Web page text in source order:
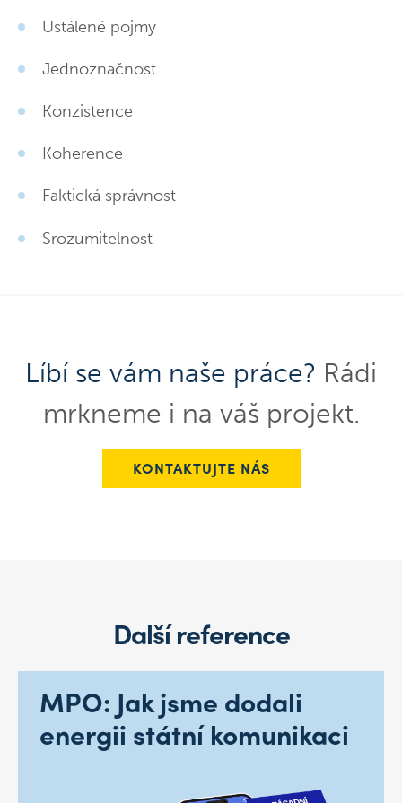
Ustálené pojmy
Jednoznačnost
Konzistence
Koherence
Faktická správnost
Srozumitelnost
Líbí se vám naše práce? Rádi
mrkneme i na váš projekt.
KONTAKTUJTE NÁS
Další reference
MPO: Jak jsme dodali
energii státní komunikaci